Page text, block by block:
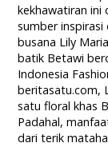
kekhawatiran ini
sumber inspirasi
busana Lily
batik Betawi
Indonesia
beritasatu.com,
satu floral khas
Padahal,
dari terik